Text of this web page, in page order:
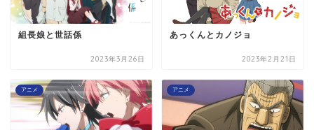
組長娘と世話係
2023年3月26日
あっくんとカノジョ
2023年2月21日
アニメ アニメ